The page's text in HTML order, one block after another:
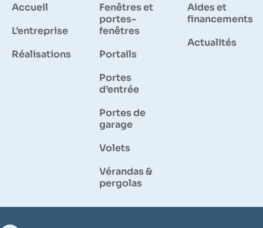
Accueil
L’entreprise
Réalisations
Fenêtres et
portes-
fenêtres
Portails
Portes
d’entrée
Portes de
garage
Volets
Vérandas &
pergolas
Aides et
financements
Actualités